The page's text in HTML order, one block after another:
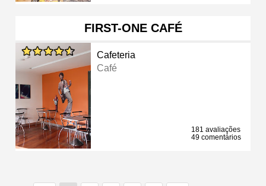
FIRST-ONE CAFÉ
Cafeteria
Café
181 avaliações
49 comentários